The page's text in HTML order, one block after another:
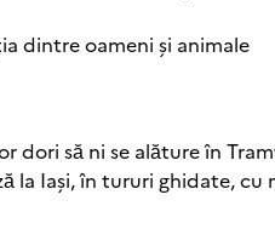
dintre oameni și animale
dori sӑ ni se alӑture în
la Iași, în tururi ghidate, cu